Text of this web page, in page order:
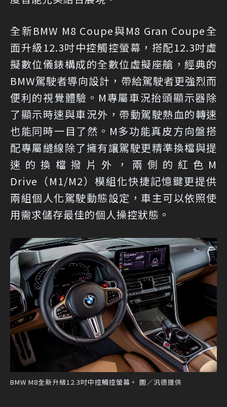
全新BMW M8 Coupe與M8 Gran Coupe全
面升級12.3吋中控觸控螢幕，搭配12.3吋虛
擬數位儀錶構成的全數位虛擬座艙，經典的
BMW駕駛者導向設計，帶給駕駛者更強烈而
便利的視覺體驗。M專屬車況抬頭顯示器除
了顯示時速與車況外，帶動駕駛熱血的轉速
也能同時一目了然。M多功能真皮方向盤搭
配專屬縫線除了擁有讓駕駛更精準換檔與提
速的換檔撥片外，兩側的紅色M
Drive（M1/M2）模組化快捷記憶鍵更提供
兩組個人化駕駛動態設定，車主可以依照使
用需求儲存最佳的個人操控狀態。
BMW M8全新升級12.3吋中控觸控螢幕。 圖／汎德提供